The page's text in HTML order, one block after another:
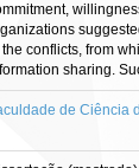
the conflicts, from
sharing.
de Ciência